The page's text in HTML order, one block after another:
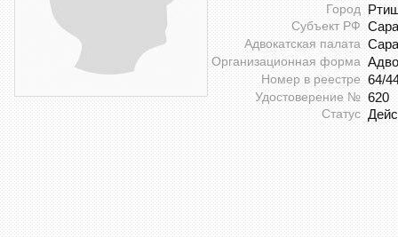
Город
Субъект РФ
Адвокатская палата
Организационная форма
Номер в реестре 64/
Удостоверение № 620
Статус